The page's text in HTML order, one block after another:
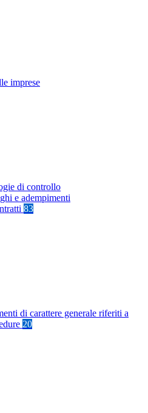
imprese
di controllo
e adempimenti
83
di carattere generale riferiti a
20